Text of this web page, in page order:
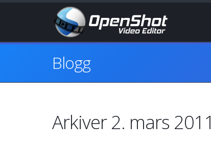
Blogg
Arkiver 2. mars 2011